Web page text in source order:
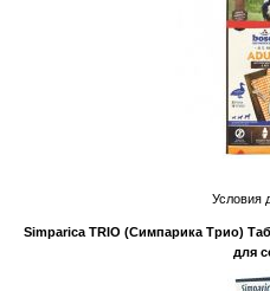
Условия
Simparica TRIO (Симпарика Трио)
для